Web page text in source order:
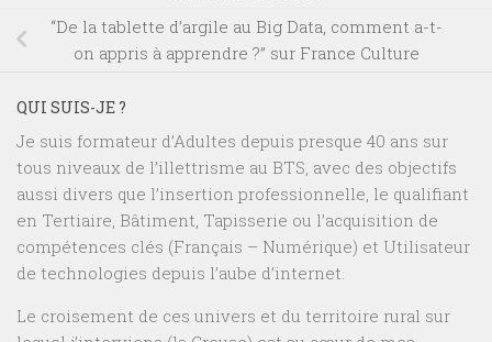
“De la tablette d’argile au Big Data, comment a-t-
on appris à apprendre ?” sur France Culture
QUI SUIS-JE ?
Je suis formateur d’Adultes depuis presque 40 ans sur
tous niveaux de l’illettrisme au BTS, avec des objectifs
aussi divers que l’insertion professionnelle, le qualifiant
en Tertiaire, Bâtiment, Tapisserie ou l’acquisition de
compétences clés (Français – Numérique) et Utilisateur
de technologies depuis l’aube d’internet.
Le croisement de ces univers et du territoire rural sur